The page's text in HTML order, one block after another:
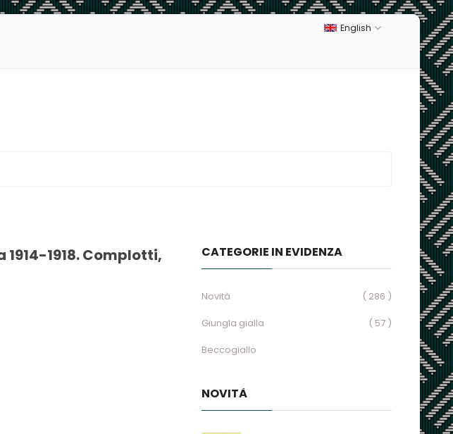
English
1918. Complotti,
CATEGORIE IN EVIDENZA
Novità
( 286 )
Giungla gialla
( 57 )
Beccogiallo
NOVITÀ